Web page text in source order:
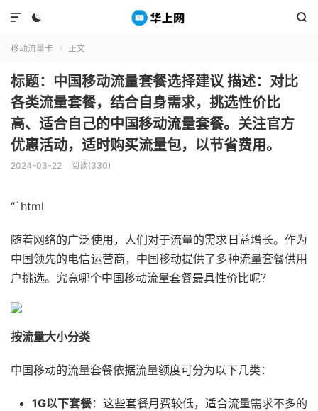
 

移动流量卡  正文
标题：中国移动流量套餐选择建议 描述：对比
各类流量套餐，结合自身需求，挑选性价比
高、适合自己的中国移动流量套餐。关注官方
优惠活动，适时购买流量包，以节省费用。
2024-03-22 阅读(330)
“`html
随着网络的广泛使用，人们对于流量的需求日益增长。作为
中国领先的电信运营商，中国移动提供了多种流量套餐供用
户挑选。究竟哪个中国移动流量套餐最具性价比呢？
按流量大小分类
中国移动的流量套餐依据流量额度可分为以下几类：
1G以下套餐：这些套餐月费较低，适合流量需求不多的